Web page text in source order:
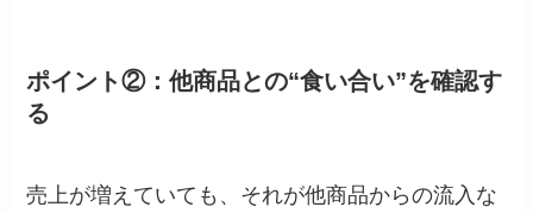
ポイント②：他商品との“食い合い”を確認す
る
売上が増えていても、それが他商品からの流入な